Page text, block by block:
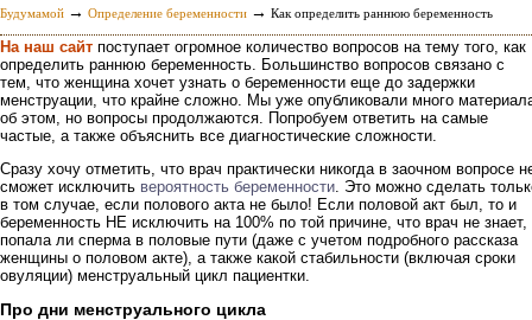
Будумамой → Определение беременности → Как определить раннюю беременность
На наш сайт поступает огромное количество вопросов на тему того, как
определить раннюю беременность. Большинство вопросов связано с
тем, что женщина хочет узнать о беременности еще до задержки
менструации, что крайне сложно. Мы уже опубликовали много
об этом, но вопросы продолжаются. Попробуем ответить на самые
частые, а также объяснить все диагностические сложности.
Сразу хочу отметить, что врач практически никогда в заочном вопросе
сможет исключить вероятность беременности . Это можно сделать
в том случае, если полового акта не было! Если половой акт был, то и
беременность НЕ исключить на 100% по той причине, что врач не знает,
попала ли сперма в половые пути (даже с учетом подробного рассказа
женщины о половом акте), а также какой стабильности (включая сроки
овуляции) менструальный цикл пациентки.
Про дни менструального цикла